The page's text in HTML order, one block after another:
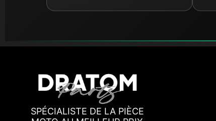
SPÉCIALISTE DE LA PIÈCE